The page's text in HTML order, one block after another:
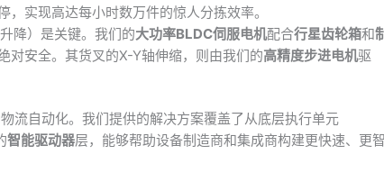
实现高达每小时数万件的惊人分拣效率。
降）是关键。我们的大功率BLDC伺服电机配合行星齿轮箱和
对安全。其货叉的X-Y轴伸缩，则由我们的高精度步进电机驱
流自动化。我们提供的解决方案覆盖了从底层执行单元
智能驱动器层，能够帮助设备制造商和集成商构建更快速、更